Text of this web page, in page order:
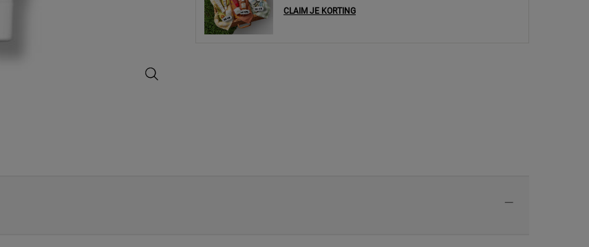
Superbly Efficient Anti-Perspirant and Deodorant - Afbeelding inzoomen
CLAIM JE KORTING